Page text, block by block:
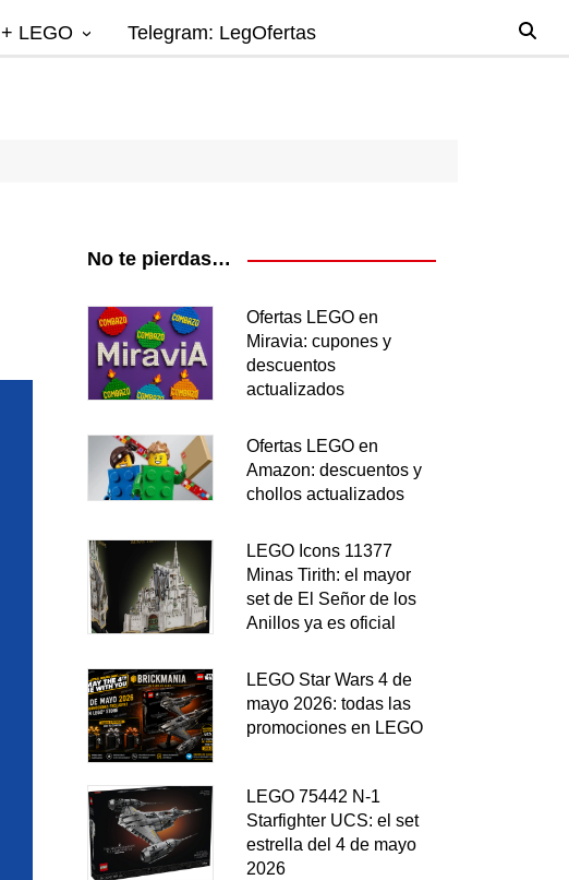
+ LEGO
Promociones
Telegram: LegOfertas
No te pierdas…
Ofertas LEGO en
Miravia: cupones y
descuentos
actualizados
Ofertas LEGO en
Amazon: descuentos y
chollos actualizados
LEGO Icons 11377
Minas Tirith: el mayor
set de El Señor de los
Anillos ya es oficial
LEGO Star Wars 4 de
mayo 2026: todas las
promociones en LEGO
LEGO 75442 N-1
Starfighter UCS: el set
estrella del 4 de mayo
2026